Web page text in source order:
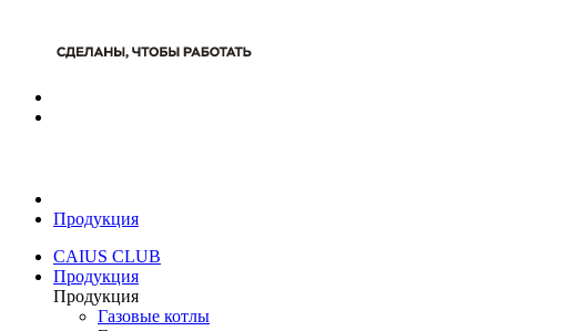
Продукция
CAIUS CLUB
Продукция
Продукция
Газовые котлы